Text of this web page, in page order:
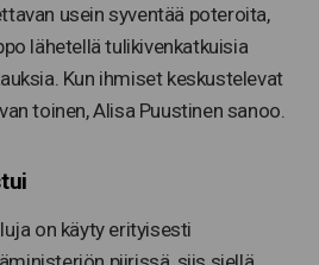
usein syventää poteroita,
lähetellä tulikivenkatkuisia
Kun ihmiset keskustelevat
toinen, Alisa Puustinen sanoo.
on käyty erityisesti